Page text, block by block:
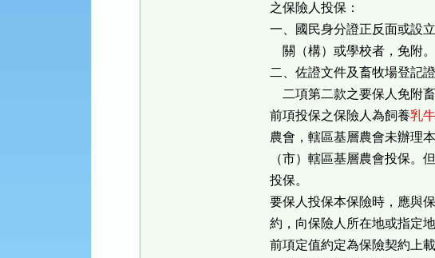
之保險人投保：
一、國民身分證正反面或設
關（構）或學校者，免附。
二、佐證文件及畜牧場登記
二項第二款之要保人免附
前項投保之保險人為飼養乳牛
農會，轄區基層農會未辦理
（市）轄區基層農會投保。
投保。
要保人投保本保險時，應與
約，向保險人所在地或指定
前項定值約定為保險契約上